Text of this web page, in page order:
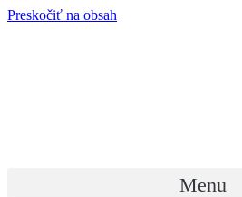
Preskočiť na obsah
Menu